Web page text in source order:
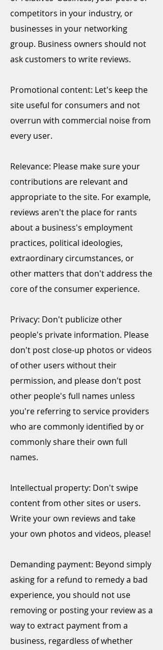
competitors in your industry, or
businesses in your networking
group. Business owners should not
ask customers to write reviews.
Promotional content: ​Let's keep the
site useful for consumers and not
overrun with commercial noise from
every user.
Relevance: ​Please make sure your
contributions are relevant and
appropriate to the site. For example,
reviews aren't the place for rants
about a business's employment
practices, political ideologies,
extraordinary circumstances, or
other matters that don't address the
core of the consumer experience.
Privacy: ​Don't publicize other
people's private information. Please
don't post close-up photos or videos
of other users without their
permission, and please don't post
other people's full names unless
you're referring to service providers
who are commonly identified by or
commonly share their own full
names.
Intellectual property: ​Don't swipe
content from other sites or users.
Write your own reviews and take
your own photos and videos, please!
Demanding payment: ​Beyond simply
asking for a refund to remedy a bad
experience, you should not use
removing or posting your review as a
way to extract payment from a
business, regardless of whether